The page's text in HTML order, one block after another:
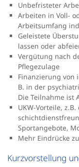
Unbefristeter
Arbeiten in Voll-
Arbeitsumfang
Geleistete
lassen oder
Vergütung nach
Pflegezulage
Finanzierung von
B. in der
Die Teilnahme ist
UKW-Vorteile,
Sportangebote,
Mehr Eindrücke
Kurzvorstellung